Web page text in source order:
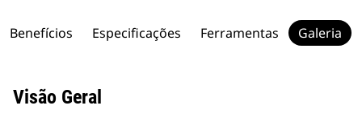
Benefícios Especificações Ferramentas Galeria
Visão Geral